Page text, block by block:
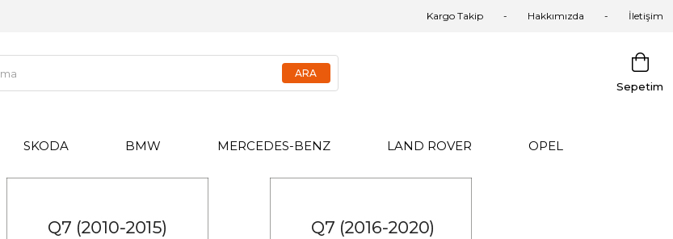
Kargo Takip Hakkımızda İletişim
Sepetim
SKODA BMW MERCEDES-BENZ LAND ROVER OPEL